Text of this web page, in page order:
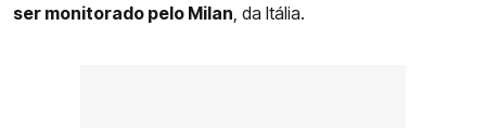
ser monitorado pelo Milan , da Itália.